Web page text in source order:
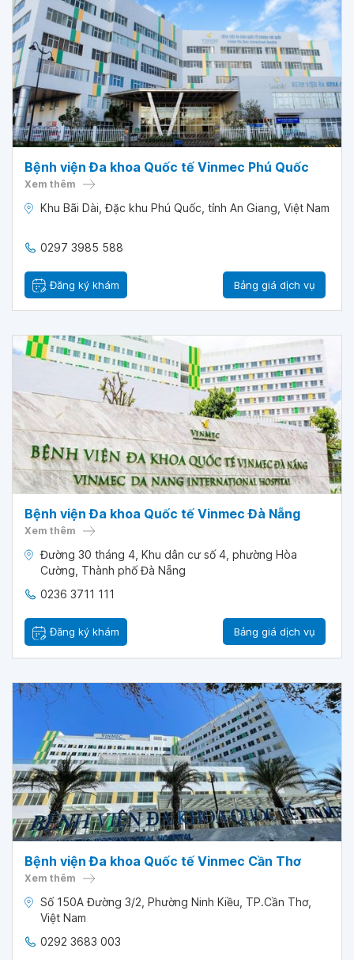
Bệnh viện Đa khoa Quốc tế Vinmec Phú Quốc
Xem thêm
Khu Bãi Dài, Đặc khu Phú Quốc, tỉnh An Giang, Việt Nam
0297 3985 588
Đăng ký khám Bảng giá dịch vụ
Bệnh viện Đa khoa Quốc tế Vinmec Đà Nẵng
Xem thêm
Đường 30 tháng 4, Khu dân cư số 4, phường Hòa
Cường, Thành phố Đà Nẵng
0236 3711 111
Đăng ký khám Bảng giá dịch vụ
Bệnh viện Đa khoa Quốc tế Vinmec Cần Thơ
Xem thêm
Số 150A Đường 3/2, Phường Ninh Kiều, TP.Cần Thơ,
Việt Nam
0292 3683 003